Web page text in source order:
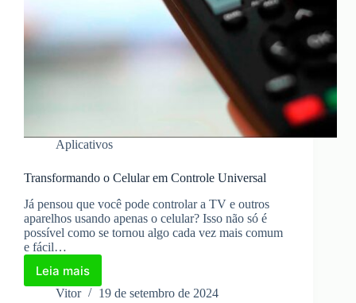
Aplicativos
Transformando o Celular em Controle Universal
Já pensou que você pode controlar a TV e outros
aparelhos usando apenas o celular? Isso não só é
possível como se tornou algo cada vez mais comum
e fácil…
Leia maisTransformando
o
Vitor 19 de setembro de 2024